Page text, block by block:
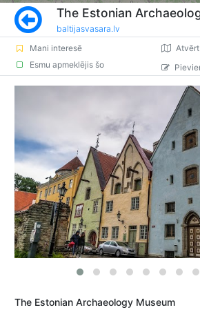
The Estonian
baltijasvasara.lv
Mani interesē
Esmu apmeklējis šo
Atvērt
The Estonian Archaeology Museum